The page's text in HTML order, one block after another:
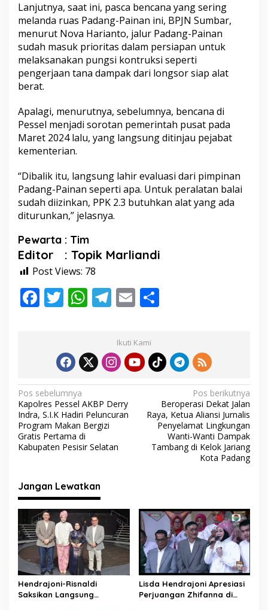
Lanjutnya, saat ini, pasca bencana yang sering
melanda ruas Padang-Painan ini, BPJN Sumbar,
menurut Nova Harianto, jalur Padang-Painan
sudah masuk prioritas dalam persiapan untuk
melaksanakan pungsi kontruksi seperti
pengerjaan tana dampak dari longsor siap alat
berat.
Apalagi, menurutnya, sebelumnya, bencana di
Pessel menjadi sorotan pemerintah pusat pada
Maret 2024 lalu, yang langsung ditinjau pejabat
kementerian.
“Dibalik itu, langsung lahir evaluasi dari pimpinan
Padang-Painan seperti apa. Untuk peralatan balai
sudah diizinkan, PPK 2.3 butuhkan alat yang ada
diturunkan,” jelasnya.
Pewarta : Tim
Editor : Topik Marliandi
Post Views: 78
F
o
k
T
er
W
s
A
p
p
T
e
gr
a
m
E
ai
l e
Ikuti Kami
N
a
v
i
a
s
i
p
o
s
Pos sebelumnya
Kapolres Pessel AKBP Derry
Indra, S.I.K Hadiri Peluncuran
Program Makan Bergizi
Gratis Pertama di
Kabupaten Pesisir Selatan
Pos berikutnya
Beroperasi Dekat Jalan
Raya, Ketua Aliansi Jurnalis
Penyelamat Lingkungan
Wanti-Wanti Dampak
Tambang di Kelok Jariang
Kota Padang
Jangan Lewatkan
Hendrajoni-Risnaldi
Saksikan Langsung
Lisda Hendrajoni Apresiasi
Perjuangan Zhifanna di